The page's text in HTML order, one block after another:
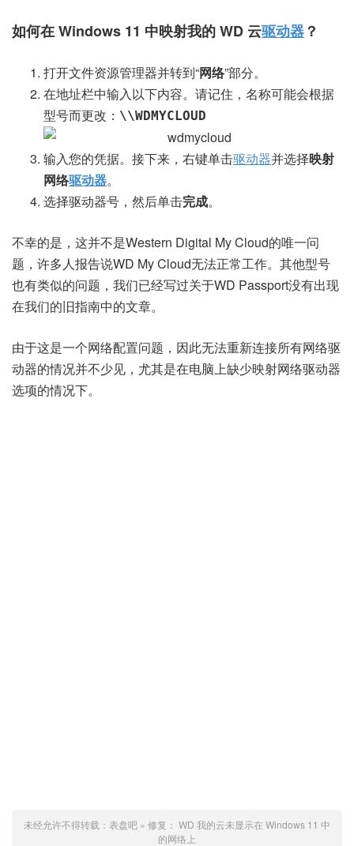
如何在 Windows 11 中映射我的 WD 云驱动器？
打开文件资源管理器并转到“网络”部分。
在地址栏中输入以下内容。请记住，名称可能会根据
型号而更改： \\WDMYCLOUD
输入您的凭据。接下来，右键单击驱动器并选择映射
网络驱动器。
选择驱动器号，然后单击完成。
不幸的是，这并不是Western Digital My Cloud的唯一问
题，许多人报告说WD My Cloud无法正常工作。其他型号
也有类似的问题，我们已经写过关于WD Passport没有出现
在我们的旧指南中的文章。
由于这是一个网络配置问题，因此无法重新连接所有网络驱
动器的情况并不少见，尤其是在电脑上缺少映射网络驱动器
选项的情况下。
未经允许不得转载： 表盘吧 » 修复： WD 我的云未显示在 Windows 11 中
的网络上